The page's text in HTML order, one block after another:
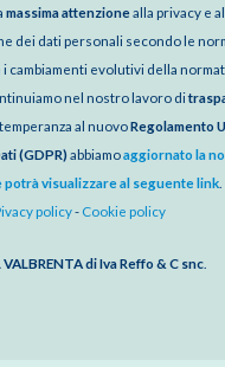
massima attenzione alla privacy e
dei dati personali secondo le
cambiamenti evolutivi della
nel nostro lavoro di
al nuovoRegolamento
(GDPR)abbiamoaggiornato la
potrà visualizzare al seguente link.
policy- Cookie policy
di Iva Reffo & C snc.